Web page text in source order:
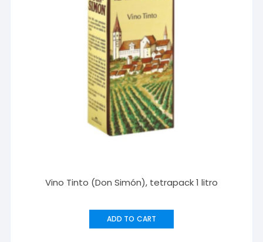
Vino Tinto (Don Simón), tetrapack 1 litro
ADD TO CART